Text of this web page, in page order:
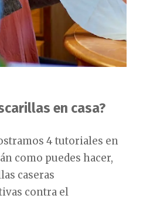
en casa?
4 tutoriales en
como puedes hacer,
caseras
contra el